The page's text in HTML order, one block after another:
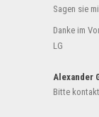
Sagen sie
Danke im
LG
Alexander
Bitte